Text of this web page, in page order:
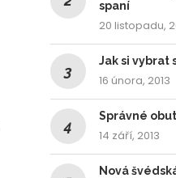
spaní
20 listopadu,
Jak si vybrat
16 února, 2013
Správné
14 září, 2013
Nová